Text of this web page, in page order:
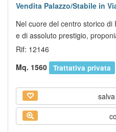
Vendita Palazzo/Stabile in
Nel cuore del centro storico
e di assoluto prestigio,
Rif: 12146
Mq. 1560
Trattativa privata